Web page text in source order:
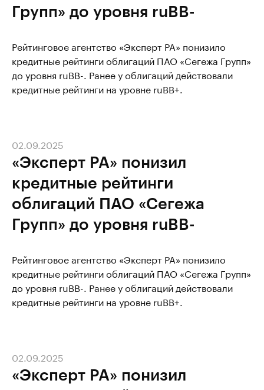
Групп» до уровня ruBB-
Рейтинговое агентство «Эксперт РА» понизило
кредитные рейтинги облигаций ПАО «Сегежа Групп»
до уровня ruBB-. Ранее у облигаций действовали
кредитные рейтинги на уровне ruBB+.
«Эксперт РА» понизил
кредитные рейтинги
облигаций ПАО «Сегежа
Групп» до уровня ruBB-
02.09.2025
Рейтинговое агентство «Эксперт РА» понизило
кредитные рейтинги облигаций ПАО «Сегежа Групп»
до уровня ruBB-. Ранее у облигаций действовали
кредитные рейтинги на уровне ruBB+.
«Эксперт РА» понизил
02.09.2025